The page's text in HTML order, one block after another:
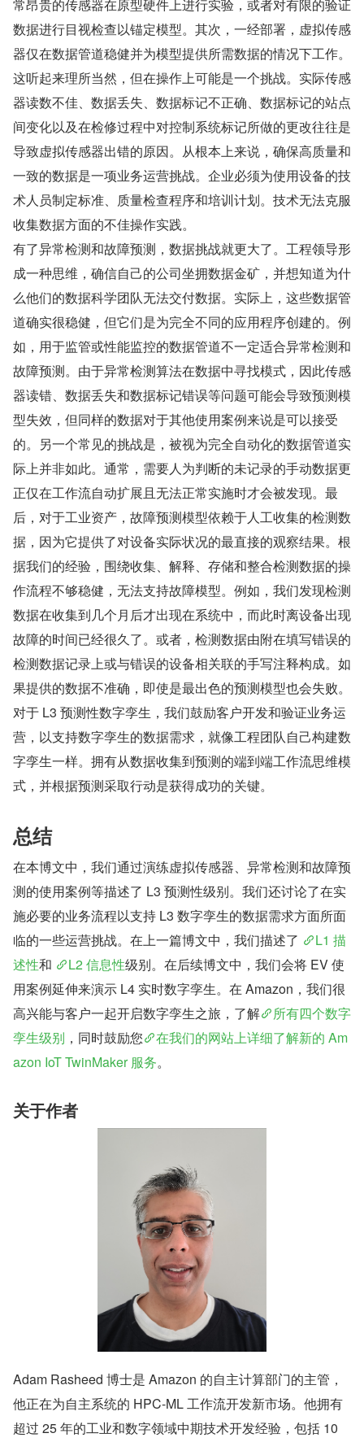
常昂贵的传感器在原型硬件上进行实验，或者对有限的验证
数据进行目视检查以锚定模型。其次，一经部署，虚拟传感
器仅在数据管道稳健并为模型提供所需数据的情况下工作。
这听起来理所当然，但在操作上可能是一个挑战。实际传感
器读数不佳、数据丢失、数据标记不正确、数据标记的站点
间变化以及在检修过程中对控制系统标记所做的更改往往是
导致虚拟传感器出错的原因。从根本上来说，确保高质量和
一致的数据是一项业务运营挑战。企业必须为使用设备的技
术人员制定标准、质量检查程序和培训计划。技术无法克服
收集数据方面的不佳操作实践。
有了异常检测和故障预测，数据挑战就更大了。工程领导形
成一种思维，确信自己的公司坐拥数据金矿，并想知道为什
么他们的数据科学团队无法交付数据。实际上，这些数据管
道确实很稳健，但它们是为完全不同的应用程序创建的。例
如，用于监管或性能监控的数据管道不一定适合异常检测和
故障预测。由于异常检测算法在数据中寻找模式，因此传感
器读错、数据丢失和数据标记错误等问题可能会导致预测模
型失效，但同样的数据对于其他使用案例来说是可以接受
的。另一个常见的挑战是，被视为完全自动化的数据管道实
际上并非如此。通常，需要人为判断的未记录的手动数据更
正仅在工作流自动扩展且无法正常实施时才会被发现。最
后，对于工业资产，故障预测模型依赖于人工收集的检测数
据，因为它提供了对设备实际状况的最直接的观察结果。根
据我们的经验，围绕收集、解释、存储和整合检测数据的操
作流程不够稳健，无法支持故障模型。例如，我们发现检测
数据在收集到几个月后才出现在系统中，而此时离设备出现
故障的时间已经很久了。或者，检测数据由附在填写错误的
检测数据记录上或与错误的设备相关联的手写注释构成。如
果提供的数据不准确，即使是最出色的预测模型也会失败。
对于 L3 预测性数字孪生，我们鼓励客户开发和验证业务运
营，以支持数字孪生的数据需求，就像工程团队自己构建数
字孪生一样。拥有从数据收集到预测的端到端工作流思维模
式，并根据预测采取行动是获得成功的关键。
总结
在本博文中，我们通过演练虚拟传感器、异常检测和故障预
测的使用案例等描述了 L3 预测性级别。我们还讨论了在实
施必要的业务流程以支持 L3 数字孪生的数据需求方面所面
临的一些运营挑战。在上一篇博文中，我们描述了
L1 描
述性和 L2 信息性级别。在后续博文中，我们会将 EV 使
用案例延伸来演示 L4 实时数字孪生。在 Amazon，我们很
高兴能与客户一起开启数字孪生之旅，了解
所有四个数字
孪生级别 ，同时鼓励您
在我们的网站上详细了解新的 Am
azon IoT TwinMaker 服务。
关于作者
Adam Rasheed 博士是 Amazon 的自主计算部门的主管，
他正在为自主系统的 HPC-ML 工作流开发新市场。他拥有
超过 25 年的工业和数字领域中期技术开发经验，包括 10